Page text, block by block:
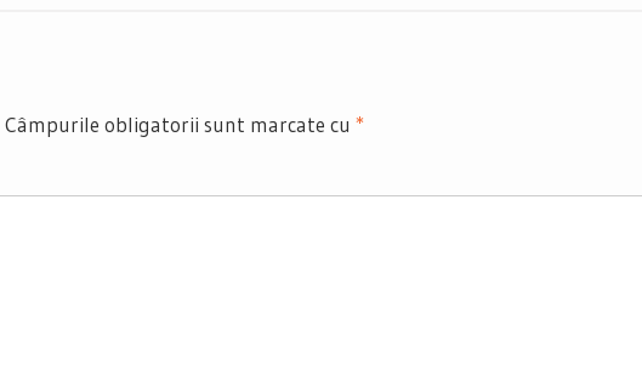
Câmpurile obligatorii sunt marcate cu *